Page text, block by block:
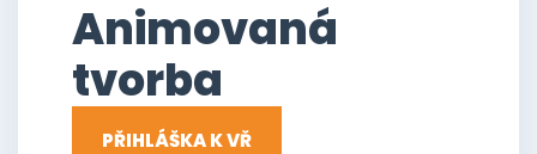
Animovaná
tvorba
PŘIHLÁŠKA K VŘ